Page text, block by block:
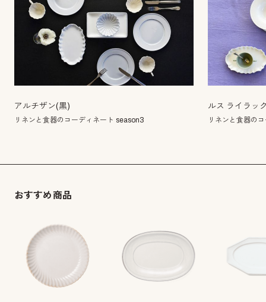
アルチザン(黒)
リネンと食器のコーディネート season3
ルス ライラッ
リネンと食器の
おすすめ商品